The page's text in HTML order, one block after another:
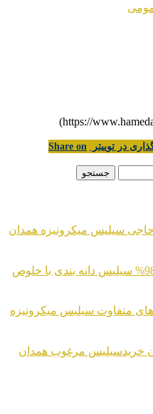
در توییتر
Share on
سیلیس میکرونیزه همدان
سیلیس دانه بندی با خلوص
سیلیس میکرونیزه
خریدسیلیس مرغوب همدان